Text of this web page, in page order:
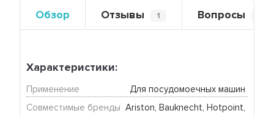
Обзор Отзывы 1 Вопросы
Характеристики:
Применение
Для посудомоечных машин
Совместимые бренды Ariston, Bauknecht, Hotpoint,